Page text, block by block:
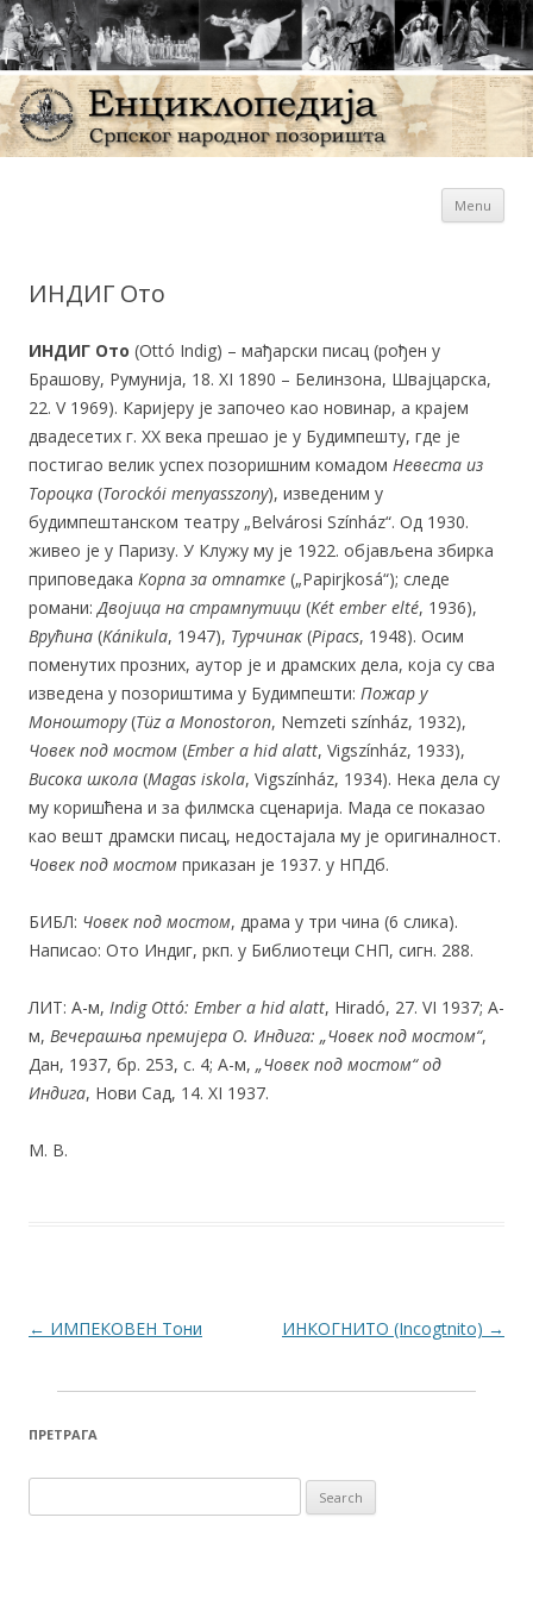
Енциклопедија СрпскогMenu
ИНДИГ Ото
ИНДИГ Ото (Ottó Indig) – мађарски писац (рођен у
Брашову, Румунија, 18. XI 1890 – Белинзона, Швајцарска,
22. V 1969). Каријеру је започео као новинар, а крајем
двадесетих г. XX века прешао је у Будимпешту, где је
постигао велик успех позоришним комадом Невеста из
Тороцка (Torockói menyasszony), изведеним у
будимпештанском театру „Belvárosi Színház“. Од 1930.
живео је у Паризу. У Клужу му је 1922. објављена збирка
приповедака Корпа за отпатке („Papirjkosá“); следе
романи:Двојица на стрампутици (Két ember elté, 1936),
Врућина (Kánikula, 1947), Турчинак (Pipacs, 1948). Осим
поменутих прозних, аутор је и драмских дела, која су сва
изведена у позориштима у Будимпешти: Пожар у
Моноштору(Tüz a Monostoron, Nemzeti színház, 1932),
Човек под мостом (Ember a hid alatt, Vigszínház, 1933),
Висока школа (Magas iskola, Vigszínház, 1934). Нека дела су
му коришћена и за филмска сценарија. Мада се показао
као вешт драмски писац, недостајала му је оригиналност.
Човек под мостом приказан је 1937. у НПДб.
БИБЛ: Човек под мостом, драма у три чина (6 слика).
Написао: Ото Индиг, ркп. у Библиотеци СНП, сигн. 288.
ЛИТ: А-м, Indig Ottó: Ember a hid alatt, Hiradó, 27. VI 1937; А-
м, Вечерашња премијера О. Индига: „Човек под мостом“,
Дан, 1937, бр. 253, с. 4; А-м, „Човек под мостом“ од
Индига, Нови Сад, 14. XI 1937.
М. В.
Post navigation
← ИМПЕКОВЕН Тони ИНКОГНИТО (Incogtnito) →
ПРЕТРАГА